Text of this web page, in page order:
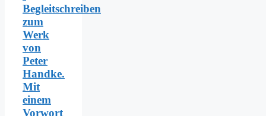
Begleitschreiben
zum
Werk
von
Peter
Handke.
Mit
einem
Vorwort